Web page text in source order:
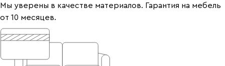
Мы уверены в качестве материалов. Гарантия на мебель
от 10 месяцев.